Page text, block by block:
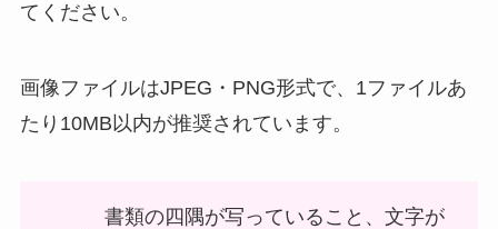
てください。
画像ファイルはJPEG・PNG形式で、1ファイルあ
たり10MB以内が推奨されています。
書類の四隅が写っていること、文字が